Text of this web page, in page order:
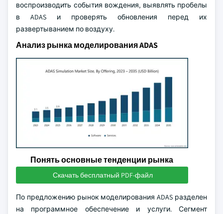
воспроизводить события вождения, выявлять пробелы
в ADAS и проверять обновления перед их
развертыванием по воздуху.
Анализ рынка моделирования ADAS
Понять основные тенденции рынка
Скачать бесплатный PDF-файл
По предложению рынок моделирования ADAS разделен
на программное обеспечение и услуги. Сегмент